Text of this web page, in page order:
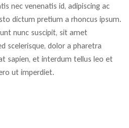
nec venenatis id, adipiscing ac
dictum pretium a rhoncus ipsum.
nunc suscipit, sit amet
scelerisque, dolor a pharetra
sapien, et interdum tellus leo et
ut imperdiet.